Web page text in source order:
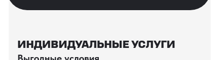
КЕЙС ПАО «РОСТЕЛЕКОМ»